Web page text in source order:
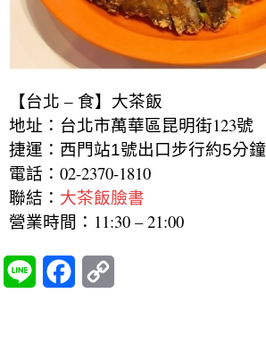
【台北 – 食】大茶飯
地址：台北市萬華區昆明街123號
捷運：西門站1號出口步行約5分鐘
電話： 02-2370-1810
聯結： 大茶飯臉書
營業時間：11:30 – 21:00